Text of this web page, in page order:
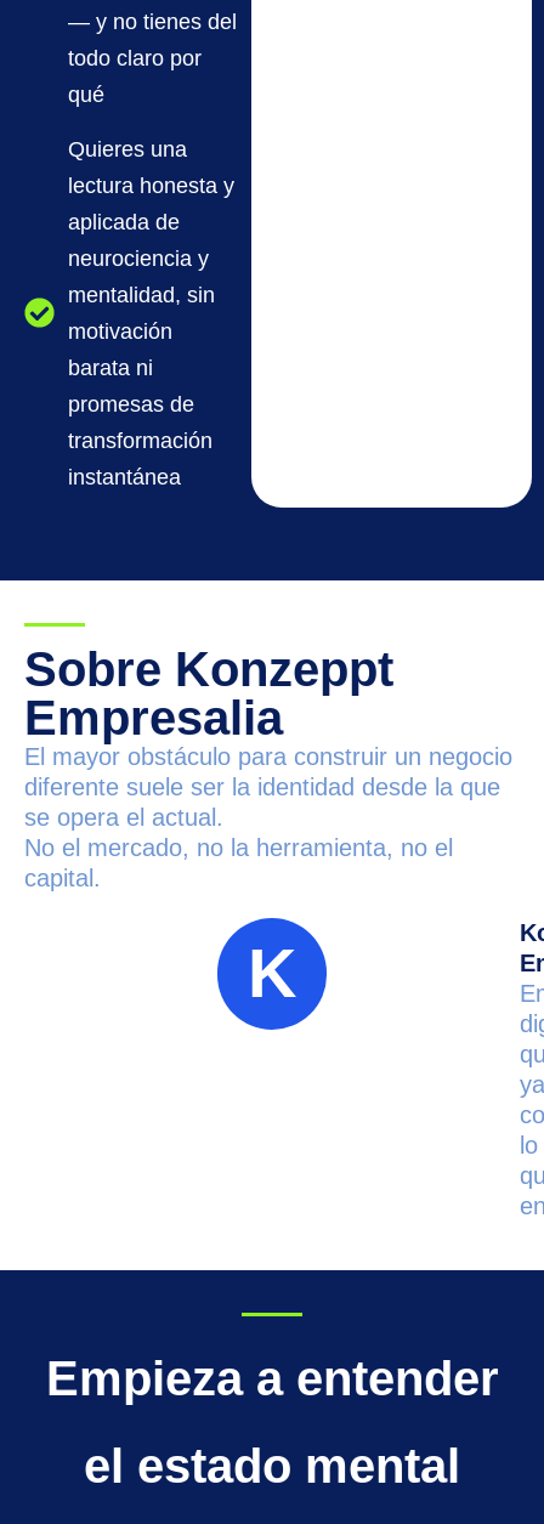
— y no tienes del
todo claro por
qué
Quieres una
lectura honesta y
aplicada de
neurociencia y
mentalidad, sin
motivación
barata ni
promesas de
transformación
instantánea
Sobre Konzeppt
Empresalia
El mayor obstáculo para construir un negocio
diferente suele ser la identidad desde la que
se opera el actual.
No el mercado, no la herramienta, no el
capital.
K
ya
lo
Empieza a entender
el estado mental